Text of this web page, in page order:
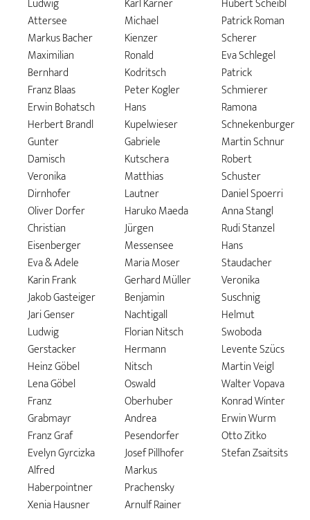
Ludwig
Attersee
Markus Bacher
Maximilian
Bernhard
Franz Blaas
Erwin Bohatsch
Herbert Brandl
Gunter
Damisch
Veronika
Dirnhofer
Oliver Dorfer
Christian
Eisenberger
Eva & Adele
Karin Frank
Jakob Gasteiger
Jari Genser
Ludwig
Gerstacker
Heinz Göbel
Lena Göbel
Franz
Grabmayr
Franz Graf
Evelyn Gyrcizka
Alfred
Haberpointner
Xenia Hausner
Karl Karner
Michael
Kienzer
Ronald
Kodritsch
Peter Kogler
Hans
Kupelwieser
Gabriele
Kutschera
Matthias
Lautner
Haruko Maeda
Jürgen
Messensee
Maria Moser
Gerhard Müller
Benjamin
Nachtigall
Florian Nitsch
Hermann
Nitsch
Oswald
Oberhuber
Andrea
Pesendorfer
Josef Pillhofer
Markus
Prachensky
Arnulf Rainer
Hubert Scheibl
Patrick Roman
Scherer
Eva Schlegel
Patrick
Schmierer
Ramona
Schnekenburger
Martin Schnur
Robert
Schuster
Daniel Spoerri
Anna Stangl
Rudi Stanzel
Hans
Staudacher
Veronika
Suschnig
Helmut
Swoboda
Levente Szücs
Martin Veigl
Walter Vopava
Konrad Winter
Erwin Wurm
Otto Zitko
Stefan Zsaitsits